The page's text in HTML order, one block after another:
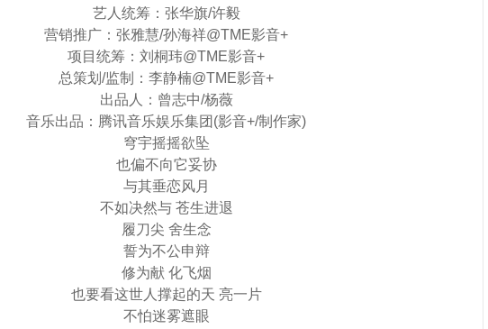
艺人统筹：张华旗/许毅
营销推广：张雅慧/孙海祥@TME影音+
项目统筹：刘桐玮@TME影音+
总策划/监制：李静楠@TME影音+
出品人：曾志中/杨薇
音乐出品：腾讯音乐娱乐集团(影音+/制作家)
穹宇摇摇欲坠
也偏不向它妥协
与其垂恋风月
不如决然与 苍生进退
履刀尖 舍生念
誓为不公申辩
修为献 化飞烟
也要看这世人撑起的天 亮一片
不怕迷雾遮眼